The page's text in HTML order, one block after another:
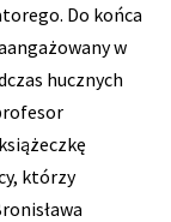
Do końca
w
hucznych
którzy